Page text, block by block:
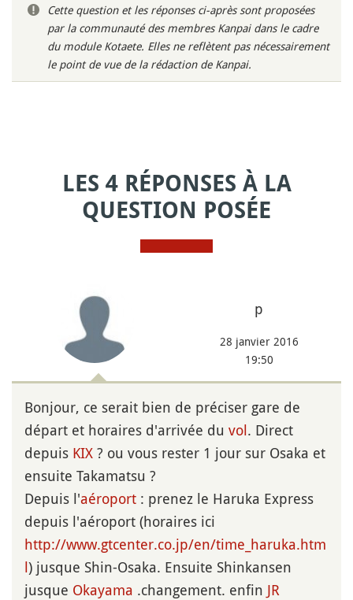
Cette question et les réponses ci-après sont proposées
par la communauté des membres Kanpai dans le cadre
du module Kotaete. Elles ne reflètent pas nécessairement
le point de vue de la rédaction de Kanpai.
LES 4 RÉPONSES À LA
QUESTION POSÉE
p
28 janvier 2016
19:50
Bonjour, ce serait bien de préciser gare de
départ et horaires d'arrivée du vol. Direct
depuis KIX ? ou vous rester 1 jour sur Osaka et
ensuite Takamatsu ?
Depuis l'aéroport : prenez le Haruka Express
depuis l'aéroport (horaires ici
http://www.gtcenter.co.jp/en/time_haruka.htm
l) jusque Shin-Osaka. Ensuite Shinkansen
jusque Okayama .changement. enfin JR